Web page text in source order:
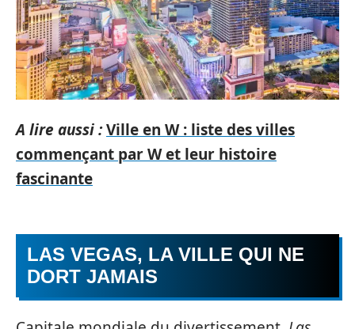
A lire aussi :Ville en W : liste des villes
commençant par W et leur histoire
fascinante
LAS VEGAS, LA VILLE QUI NE
DORT JAMAIS